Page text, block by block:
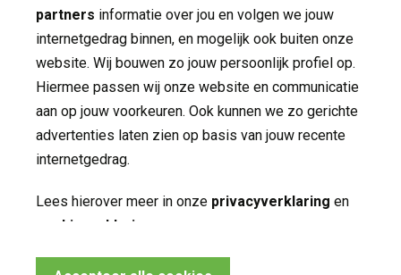
partners informatie over jou en volgen we jouw
internetgedrag binnen, en mogelijk ook buiten onze
website. Wij bouwen zo jouw persoonlijk profiel op.
Hiermee passen wij onze website en communicatie
aan op jouw voorkeuren. Ook kunnen we zo gerichte
advertenties laten zien op basis van jouw recente
internetgedrag.
Lees hierover meer in onze privacyverklaring en
cookieverklaring
Noodzakelijke cookies
Nieuws
Contact
Volg ons op